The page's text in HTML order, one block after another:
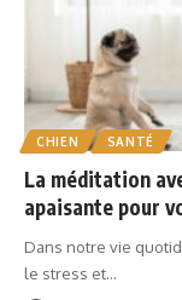
CHIEN SANTÉ
La méditation
apaisante pour
Dans notre vie
le stress et…